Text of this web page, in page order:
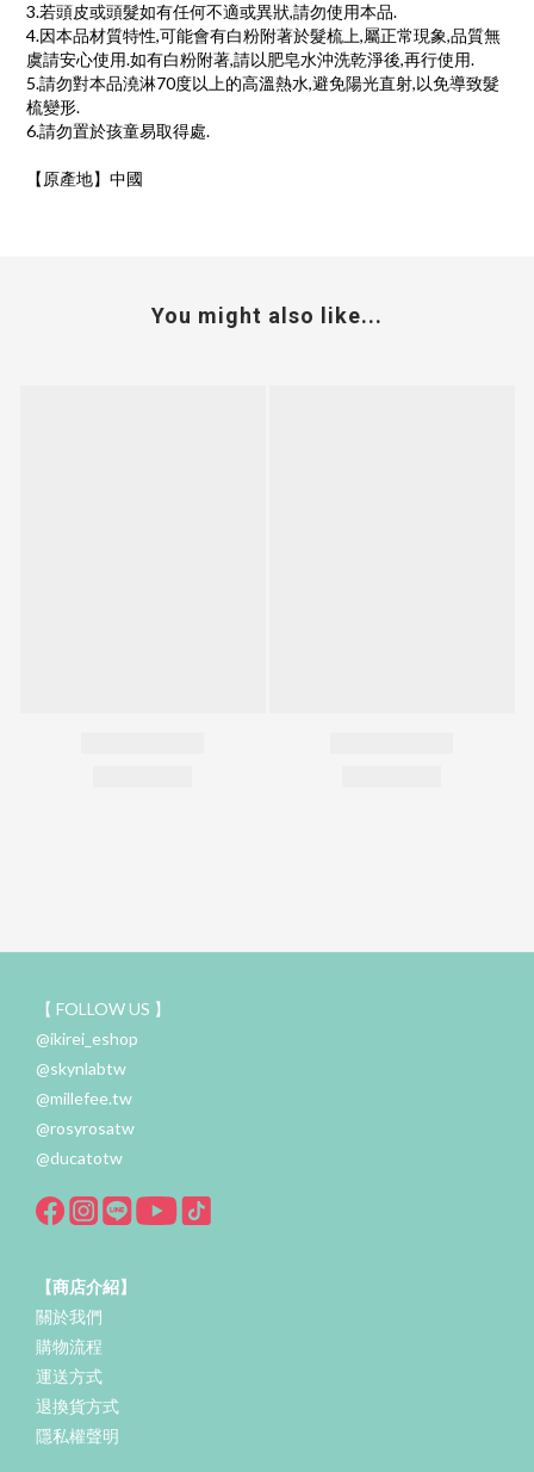
3.若頭皮或頭髮如有任何不適或異狀,請勿使用本品.
4.因本品材質特性,可能會有白粉附著於髮梳上,屬正常現象,品質無
虞請安心使用.如有白粉附著,請以肥皂水沖洗乾淨後,再行使用.
5.請勿對本品澆淋70度以上的高溫熱水,避免陽光直射,以免導致髮
梳變形.
6.請勿置於孩童易取得處.
【原產地】中國
You might also like...
【 FOLLOW US 】
@ikirei_eshop
@skynlabtw
@millefee.tw
@rosyrosatw
@ducatotw
【商店介紹】
關於我們
購物流程
運送方式
退換貨方式
隱私權聲明